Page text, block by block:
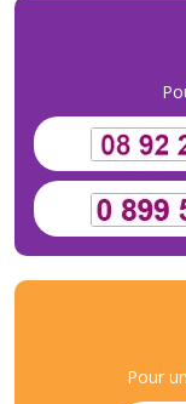
Pour